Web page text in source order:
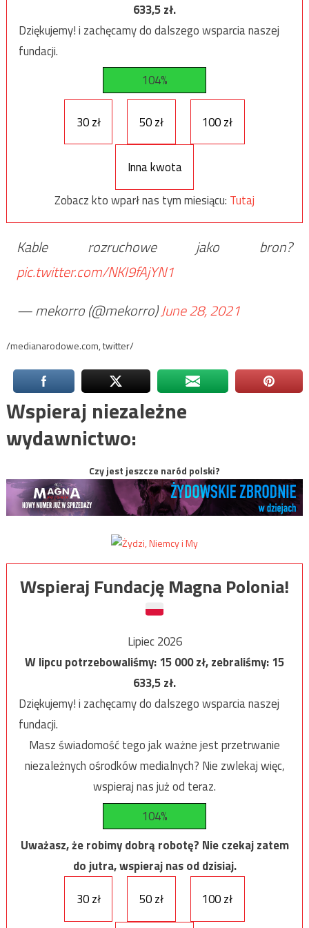
633,5zł.
Dziękujemy! i zachęcamy do dalszego wsparcia naszej
fundacji.
104%
30 zł 50 zł 100 zł
Inna kwota
Zobacz kto wparł nas tym miesiącu: Tutaj
Kable rozruchowe jako bron?
pic.twitter.com/NKI9fAjYN1
— mekorro (@mekorro)June 28, 2021
/medianarodowe.com, twitter/
Wspieraj niezależne
wydawnictwo:
Czy jest jeszcze naród polski?
Wspieraj Fundację Magna Polonia!
Lipiec 2026
W lipcu potrzebowaliśmy:15 000zł, zebraliśmy:15
633,5zł.
Dziękujemy! i zachęcamy do dalszego wsparcia naszej
fundacji.
Masz świadomość tego jak ważne jest przetrwanie
niezależnych ośrodków medialnych? Nie zwlekaj więc,
wspieraj nas już od teraz.
104%
Uważasz, że robimy dobrą robotę? Nie czekaj zatem
do jutra, wspieraj nas od dzisiaj.
30 zł
50 zł 100 zł